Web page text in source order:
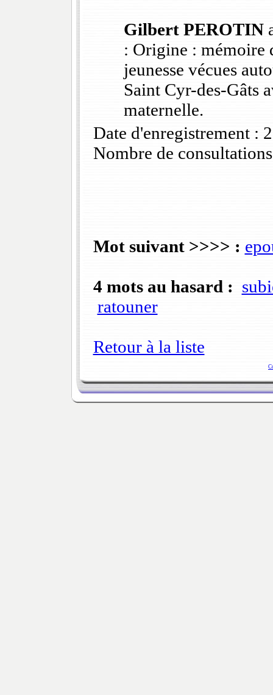
Gilbert PEROTIN
: Origine : mémoire
jeunesse vécues
Saint Cyr-des-Gâts
maternelle.
Date d'enregistrement :
Nombre de
Mot suivant >>>> :
4 mots au hasard :
ratouner
Retour à la liste